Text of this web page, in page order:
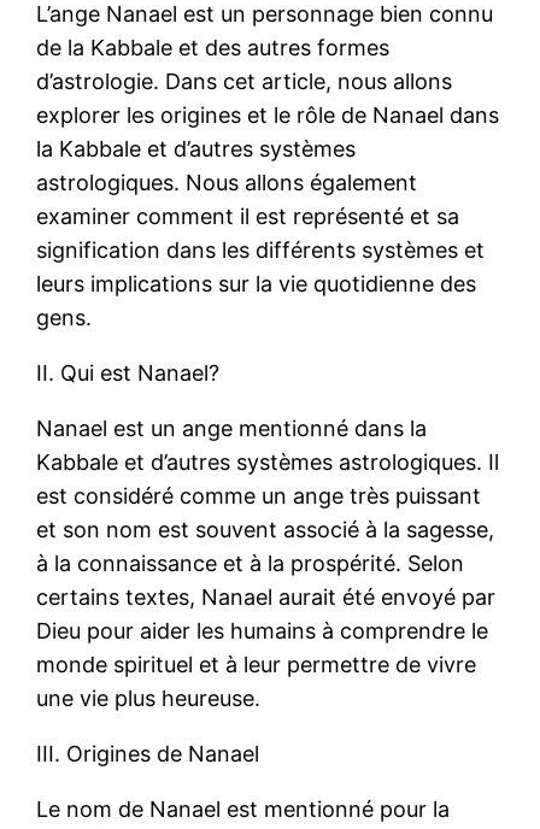
L’ange Nanael est un personnage bien connu
de la Kabbale et des autres formes
d’astrologie. Dans cet article, nous allons
explorer les origines et le rôle de Nanael dans
la Kabbale et d’autres systèmes
astrologiques. Nous allons également
examiner comment il est représenté et sa
signification dans les différents systèmes et
leurs implications sur la vie quotidienne des
gens.
II. Qui est Nanael?
Nanael est un ange mentionné dans la
Kabbale et d’autres systèmes astrologiques. Il
est considéré comme un ange très puissant
et son nom est souvent associé à la sagesse,
à la connaissance et à la prospérité. Selon
certains textes, Nanael aurait été envoyé par
Dieu pour aider les humains à comprendre le
monde spirituel et à leur permettre de vivre
une vie plus heureuse.
III. Origines de Nanael
Le nom de Nanael est mentionné pour la